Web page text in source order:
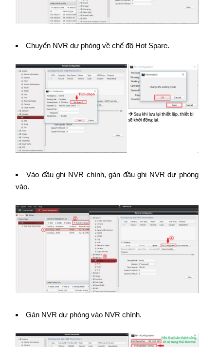
Chuyển NVR dự phòng về chế độ Hot Spare.
Vào đầu ghi NVR chính, gán đầu ghi NVR dự phòng
vào.
Gán NVR dự phòng vào NVR chính.